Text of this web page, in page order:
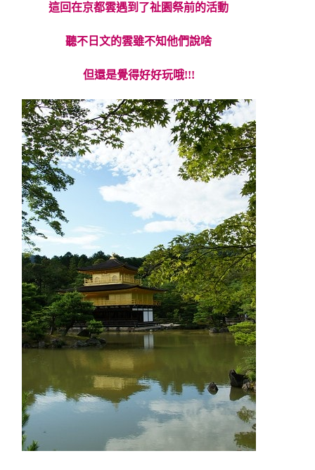
這回在京都雲遇到了祉園祭前的活動
聽不日文的雲雖不知他們說啥
但還是覺得好好玩哦!!!